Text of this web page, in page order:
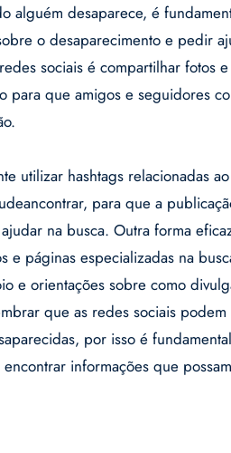
alguém desaparece, é
o desaparecimento e pedir
sociais é compartilhar fotos
para que amigos e seguidores
utilizar hashtags relacionadas
para que a
na busca. Outra forma
e páginas especializadas na
e orientações sobre como
que as redes sociais
por isso é
informações que